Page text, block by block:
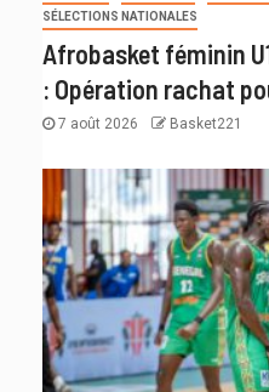
SÉLECTIONS NATIONALES
Afrobasket féminin
: Opération rachat
7 août 2026 Basket221